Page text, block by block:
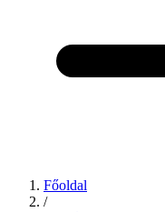
Főoldal
/